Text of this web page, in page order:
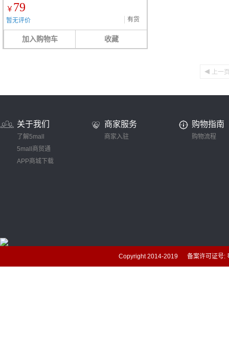
￥ 79
暂无评价 有货
加入购物车 收藏
上一
关于我们
了解5mall
5mall商贸通
APP商城下载
商家服务
商家入驻
购物指南
购物流程
Copyright 2014-2019 备案许可证号: